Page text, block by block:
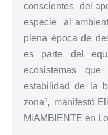
conscientes del
especie al
plena época de
es parte del
ecosistemas
estabilidad de la
zona”, manifestó
MiAMBIENTE en